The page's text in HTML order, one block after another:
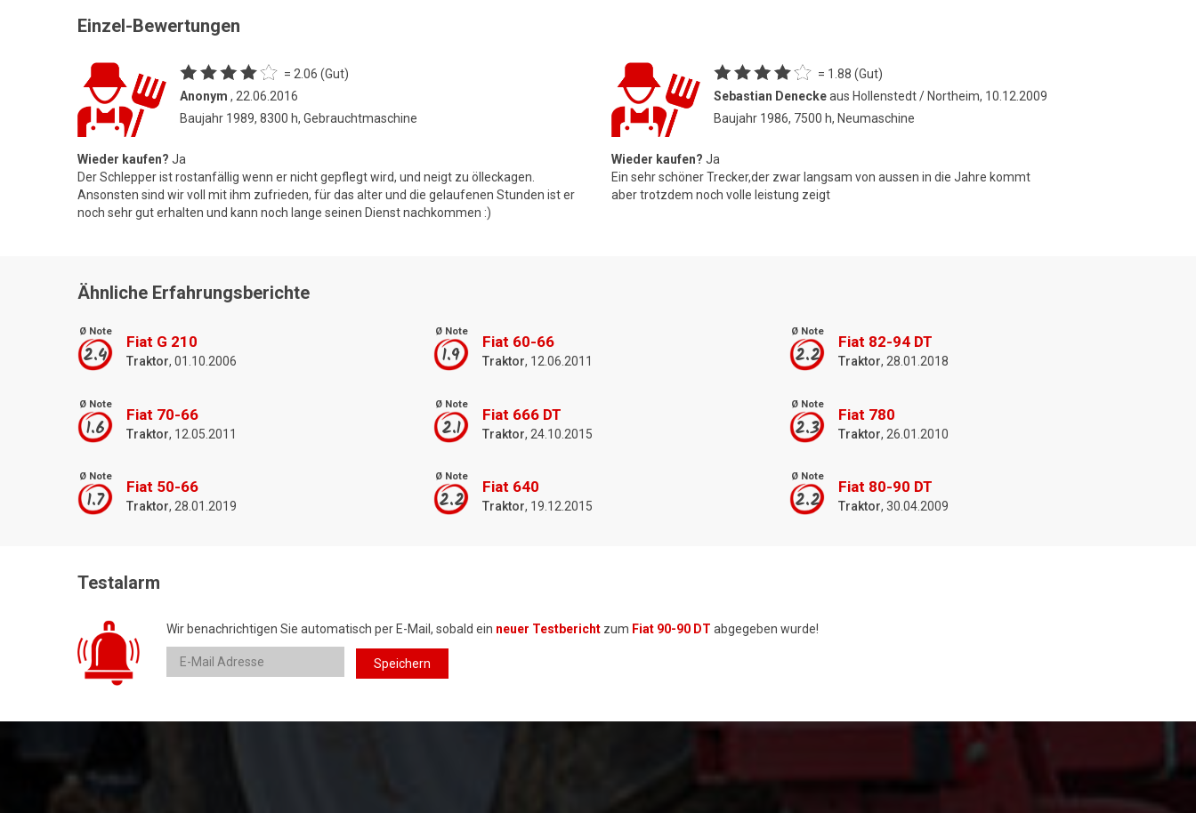
Einzel-Bewertungen
= 2.06 (Gut)
Anonym , 22.06.2016
Baujahr 1989, 8300 h, Gebrauchtmaschine
Wieder kaufen? Ja
Der Schlepper ist rostanfällig wenn er nicht gepflegt wird, und neigt zu ölleckagen.
Ansonsten sind wir voll mit ihm zufrieden, für das alter und die gelaufenen Stunden ist er
noch sehr gut erhalten und kann noch lange seinen Dienst nachkommen :)
= 1.88 (Gut)
Sebastian Deneckeaus Hollenstedt / Northeim, 10.12.2009
Baujahr 1986, 7500 h, Neumaschine
Wieder kaufen? Ja
Ein sehr schöner Trecker,der zwar langsam von aussen in die Jahre kommt
aber trotzdem noch volle leistung zeigt
Ähnliche Erfahrungsberichte
Ø Note
2.4
Fiat G 210
Traktor, 01.10.2006
Ø Note
1.9
Fiat 60-66
Traktor, 12.06.2011
Ø Note
2.2
Fiat 82-94 DT
Traktor, 28.01.2018
Ø Note
1.6
Fiat 70-66
Traktor, 12.05.2011
Ø Note
2.1
Fiat 666 DT
Traktor, 24.10.2015
Ø Note
2.3
Fiat 780
Traktor, 26.01.2010
Ø Note
1.7
Fiat 50-66
Traktor, 28.01.2019
Ø Note
2.2
Fiat 640
Traktor, 19.12.2015
Ø Note
2.2
Fiat 80-90 DT
Traktor, 30.04.2009
Testalarm
Wir benachrichtigen Sie automatisch per E-Mail, sobald ein neuer Testbericht zum Fiat 90-90 DT abgegeben wurde!
Speichern